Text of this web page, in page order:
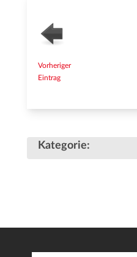
Vorheriger
Eintrag
Kategorie: